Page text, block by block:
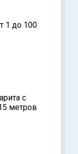
1 до 100
с
метров